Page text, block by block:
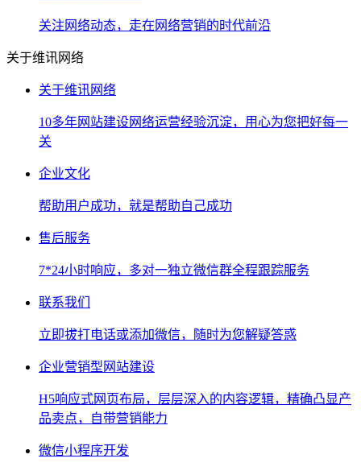
关注网络动态，走在网络营销的时代前沿
关于维讯网络
关于维讯网络
10多年网站建设网络运营经验沉淀，用心为您把好每一
关
企业文化
帮助用户成功，就是帮助自己成功
售后服务
7*24小时响应，多对一独立微信群全程跟踪服务
联系我们
立即拔打电话或添加微信，随时为您解疑答惑
企业营销型网站建设
H5响应式网页布局，层层深入的内容逻辑，精确凸显产
品卖点，自带营销能力
微信小程序开发